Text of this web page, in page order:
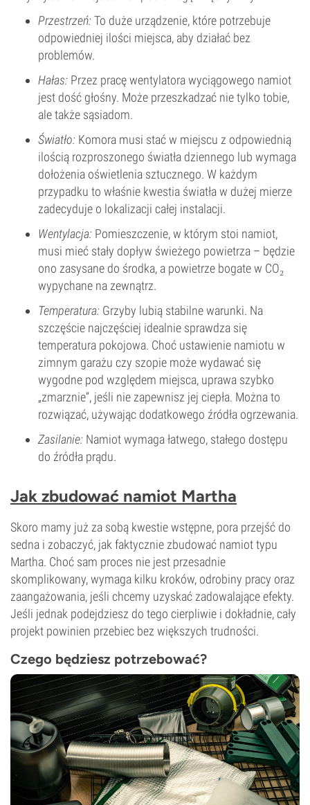
Przestrzeń: To duże urządzenie, które potrzebuje
odpowiedniej ilości miejsca, aby działać bez
problemów.
Hałas: Przez pracę wentylatora wyciągowego namiot
jest dość głośny. Może przeszkadzać nie tylko tobie,
ale także sąsiadom.
Światło: Komora musi stać w miejscu z odpowiednią
ilością rozproszonego światła dziennego lub wymaga
dołożenia oświetlenia sztucznego. W każdym
przypadku to właśnie kwestia światła w dużej mierze
zadecyduje o lokalizacji całej instalacji.
Wentylacja: Pomieszczenie, w którym stoi namiot,
musi mieć stały dopływ świeżego powietrza – będzie
ono zasysane do środka, a powietrze bogate w CO₂
wypychane na zewnątrz.
Temperatura: Grzyby lubią stabilne warunki. Na
szczęście najczęściej idealnie sprawdza się
temperatura pokojowa. Choć ustawienie namiotu w
zimnym garażu czy szopie może wydawać się
wygodne pod względem miejsca, uprawa szybko
„zmarznie”, jeśli nie zapewnisz jej ciepła. Można to
rozwiązać, używając dodatkowego źródła ogrzewania.
Zasilanie: Namiot wymaga łatwego, stałego dostępu
do źródła prądu.
Jak zbudować namiot Martha
Skoro mamy już za sobą kwestie wstępne, pora przejść do
sedna i zobaczyć, jak faktycznie zbudować namiot typu
Martha. Choć sam proces nie jest przesadnie
skomplikowany, wymaga kilku kroków, odrobiny pracy oraz
zaangażowania, jeśli chcemy uzyskać zadowalające efekty.
Jeśli jednak podejdziesz do tego cierpliwie i dokładnie, cały
projekt powinien przebiec bez większych trudności.
Czego będziesz potrzebować?